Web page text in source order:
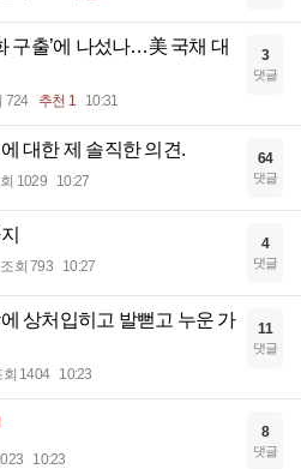
구출’에 나섰나…美 국채 대
724 추천 1 10:31
3
댓글
대한 제 솔직한 의견.
1029 10:27
64
댓글
조회 793 10:27
4
댓글
상처입히고 발뻗고 누운 가
회 1404 10:23
11
댓글
10:23
8
댓글